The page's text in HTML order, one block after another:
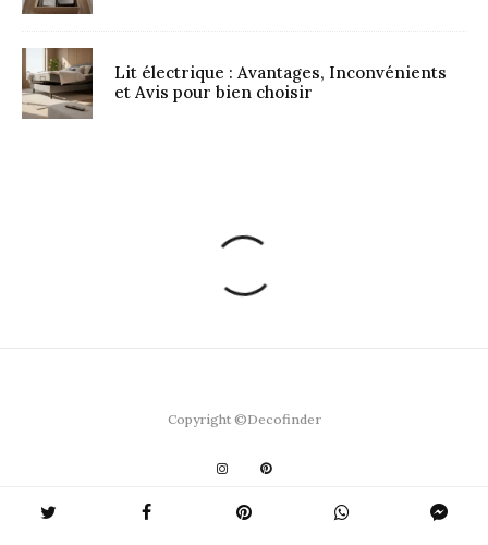
Lit électrique : Avantages, Inconvénients
et Avis pour bien choisir
Copyright ©Decofinder